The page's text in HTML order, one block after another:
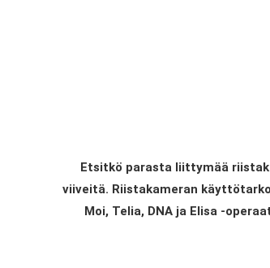
Etsitkö parasta liittymää
viiveitä. Riistakameran
Moi, Telia, DNA ja Elisa -